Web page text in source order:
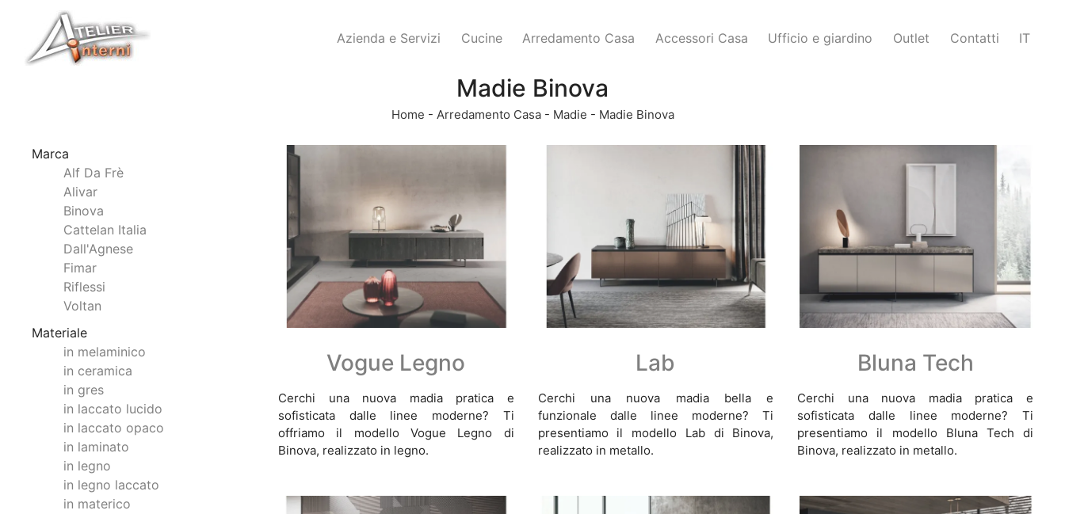
Azienda e Servizi Cucine Arredamento Casa Accessori Casa Ufficio e giardino Outlet Contatti IT
Madie Binova
Home - Arredamento Casa- Madie - Madie Binova
Marca
Alf Da Frè
Alivar
Binova
Cattelan Italia
Dall'Agnese
Fimar
Riflessi
Voltan
Materiale
in melaminico
in ceramica
in gres
in laccato lucido
in laccato opaco
in laminato
in legno
in legno laccato
in materico
Vogue Legno
Cerchi una nuova madia pratica e
sofisticata dalle linee moderne? Ti
offriamo il modello Vogue Legno di
Binova, realizzato in legno.
Lab
Cerchi una nuova madia bella e
funzionale dalle linee moderne? Ti
presentiamo il modello Lab di Binova,
realizzato in metallo.
Bluna Tech
Cerchi una nuova madia pratica e
sofisticata dalle linee moderne? Ti
presentiamo il modello Bluna Tech di
Binova, realizzato in metallo.